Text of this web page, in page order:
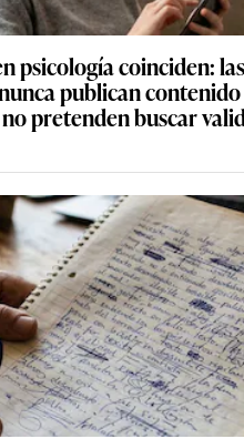
psicología coinciden: las
publican contenido
pretenden buscar